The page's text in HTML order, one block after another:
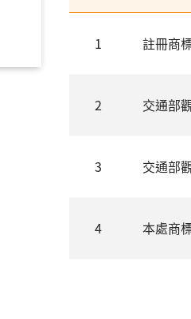
1 註冊商
2 交通部
3 交通部
4 本處商